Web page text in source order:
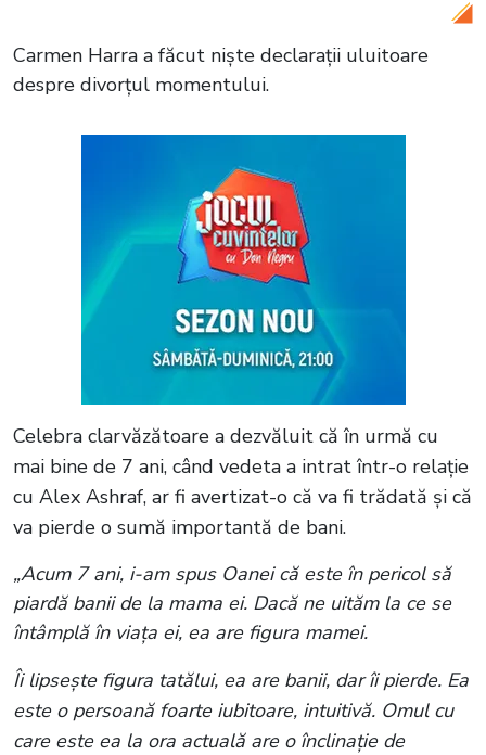
Carmen Harra a făcut niște declarații uluitoare
despre divorțul momentului.
Celebra clarvăzătoare a dezvăluit că în urmă cu
mai bine de 7 ani, când vedeta a intrat într-o relație
cu Alex Ashraf, ar fi avertizat-o că va fi trădată și că
va pierde o sumă importantă de bani.
„Acum 7 ani, i-am spus Oanei că este în pericol să
piardă banii de la mama ei. Dacă ne uităm la ce se
întâmplă în viața ei, ea are figura mamei.
Îi lipsește figura tatălui, ea are banii, dar îi pierde. Ea
este o persoană foarte iubitoare, intuitivă. Omul cu
care este ea la ora actuală are o înclinație de